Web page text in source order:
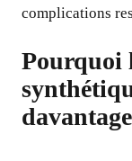
complications
Pourquoi